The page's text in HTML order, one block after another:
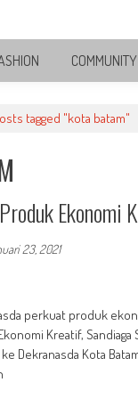
COMMUNITY
tagged "kota batam"
Ekonomi
23, 2021
perkuat produk
Kreatif,
Dekranasda Kota